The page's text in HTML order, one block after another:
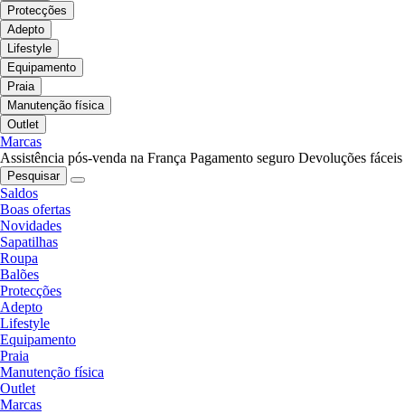
Protecções
Adepto
Lifestyle
Equipamento
Praia
Manutenção física
Outlet
Marcas
Assistência pós-venda na França Pagamento seguro Devoluções fáceis
Pesquisar
Saldos
Boas ofertas
Novidades
Sapatilhas
Roupa
Balões
Protecções
Adepto
Lifestyle
Equipamento
Praia
Manutenção física
Outlet
Marcas